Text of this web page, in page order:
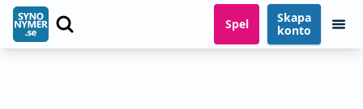
Spel
Skapa
konto